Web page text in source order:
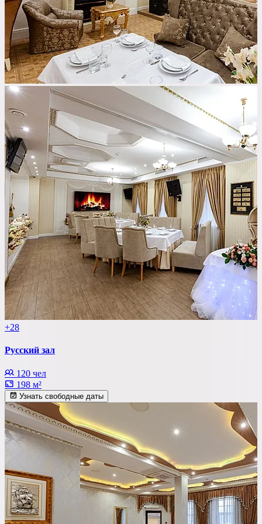
+28
Русский зал
120 чел
198 м²
Узнать свободные даты